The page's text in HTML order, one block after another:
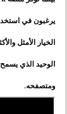
يرغبون في
الخيار الأمثل
الوحيد الذي
ومتصفحه.